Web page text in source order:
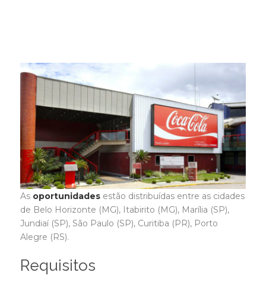
As oportunidades estão distribuídas entre as cidades
de Belo Horizonte (MG), Itabirito (MG), Marília (SP),
Jundiaí (SP), São Paulo (SP), Curitiba (PR), Porto
Alegre (RS).
Requisitos